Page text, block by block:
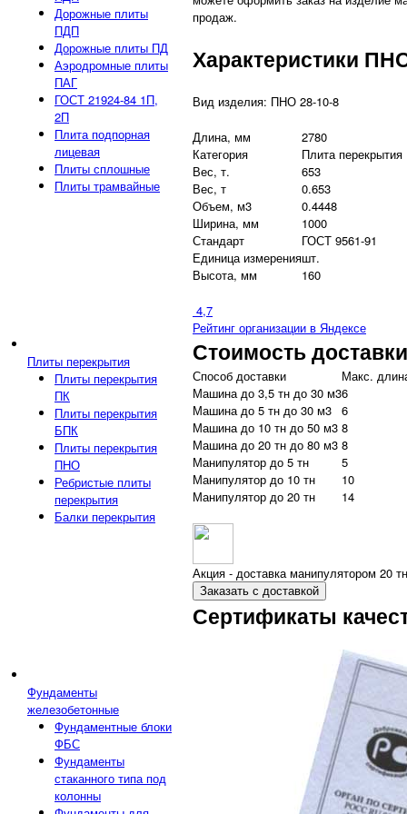
Дорожные плиты
ПДП
Дорожные плиты ПД
Аэродромные плиты
ПАГ
ГОСТ 21924-84 1П,
2П
Плита подпорная
лицевая
Плиты сплошные
Плиты трамвайные
Плиты перекрытия
Плиты перекрытия
ПК
Плиты перекрытия
БПК
Плиты перекрытия
ПНО
Ребристые плиты
перекрытия
Балки перекрытия
Фундаменты
железобетонные
Фундаментные блоки
ФБС
Фундаменты
стаканного типа под
колонны
продаж.
Характеристики
Вид изделия: ПНО 28-10-8
Длина, мм
2780
Категория
Плита перекрытия
Вес, т.
653
Вес, т
0.653
Объем, м3
0.4448
Ширина, мм
1000
Стандарт
ГОСТ 9561-91
Единица измеренияшт.
Высота, мм
160
4,7
Рейтинг организации в Яндексе
Стоимость доставки
Способ доставки
Макс.
Машина до 3,5 тн до 30 м36
Машина до 5 тн до 30 м3 6
Машина до 10 тн до 50 м3 8
Машина до 20 тн до 80 м3 8
Манипулятор до 5 тн
5
Манипулятор до 10 тн
10
Манипулятор до 20 тн
14
Акция - доставка манипулятором 20
Заказать с доставкой
Сертификаты